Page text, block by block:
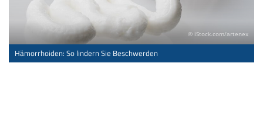
© iStock.com/artenex
Hämorrhoiden: So lindern Sie Beschwerden